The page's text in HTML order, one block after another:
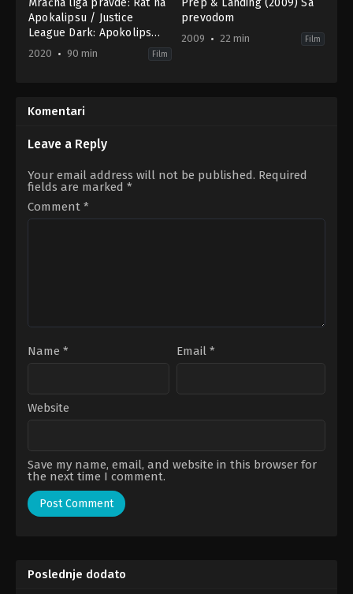
Apokalipsu / Justice
League Dark: Apokolips
War (2020) Sa prevodom
2020 90 min Film
2020-
05-
Christina
prevodom
2009 22 min Film
Skelton
Komentari
Leave a Reply
Your email address will not be published. Required
fields are marked *
Comment *
Name * Email *
Website
Save my name, email, and website in this browser for
the next time I comment.
Poslednje dodato